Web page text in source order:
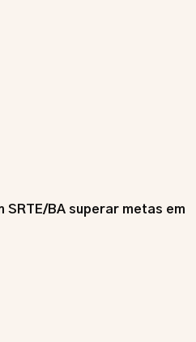
SRTE/BA superar metas em